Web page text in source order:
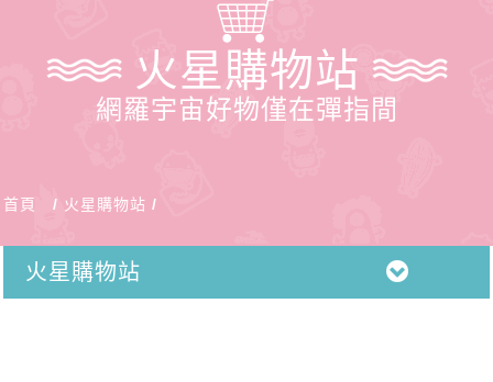
火星購物站
網羅宇宙好物僅在彈指間
首頁 火星購物站
火星購物站